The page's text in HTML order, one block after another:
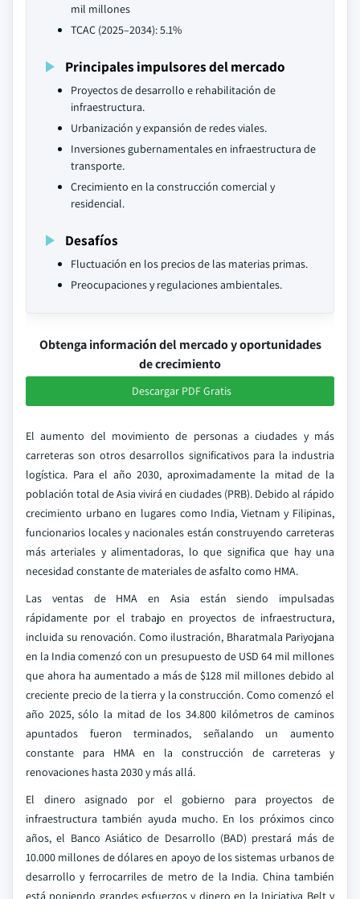
mil millones
TCAC (2025–2034): 5.1%
Principales impulsores del mercado
Proyectos de desarrollo e rehabilitación de
infraestructura.
Urbanización y expansión de redes viales.
Inversiones gubernamentales en infraestructura de
transporte.
Crecimiento en la construcción comercial y
residencial.
Desafíos
Fluctuación en los precios de las materias primas.
Preocupaciones y regulaciones ambientales.
Obtenga información del mercado y oportunidades
de crecimiento
Descargar PDF Gratis
El aumento del movimiento de personas a ciudades y más
carreteras son otros desarrollos significativos para la industria
logística. Para el año 2030, aproximadamente la mitad de la
población total de Asia vivirá en ciudades (PRB). Debido al rápido
crecimiento urbano en lugares como India, Vietnam y Filipinas,
funcionarios locales y nacionales están construyendo carreteras
más arteriales y alimentadoras, lo que significa que hay una
necesidad constante de materiales de asfalto como HMA.
Las ventas de HMA en Asia están siendo impulsadas
rápidamente por el trabajo en proyectos de infraestructura,
incluida su renovación. Como ilustración, Bharatmala Pariyojana
en la India comenzó con un presupuesto de USD 64 mil millones
que ahora ha aumentado a más de $128 mil millones debido al
creciente precio de la tierra y la construcción. Como comenzó el
año 2025, sólo la mitad de los 34.800 kilómetros de caminos
apuntados fueron terminados, señalando un aumento
constante para HMA en la construcción de carreteras y
renovaciones hasta 2030 y más allá.
El dinero asignado por el gobierno para proyectos de
infraestructura también ayuda mucho. En los próximos cinco
años, el Banco Asiático de Desarrollo (BAD) prestará más de
10.000 millones de dólares en apoyo de los sistemas urbanos de
desarrollo y ferrocarriles de metro de la India. China también
está poniendo grandes esfuerzos y dinero en la Iniciativa Belt y